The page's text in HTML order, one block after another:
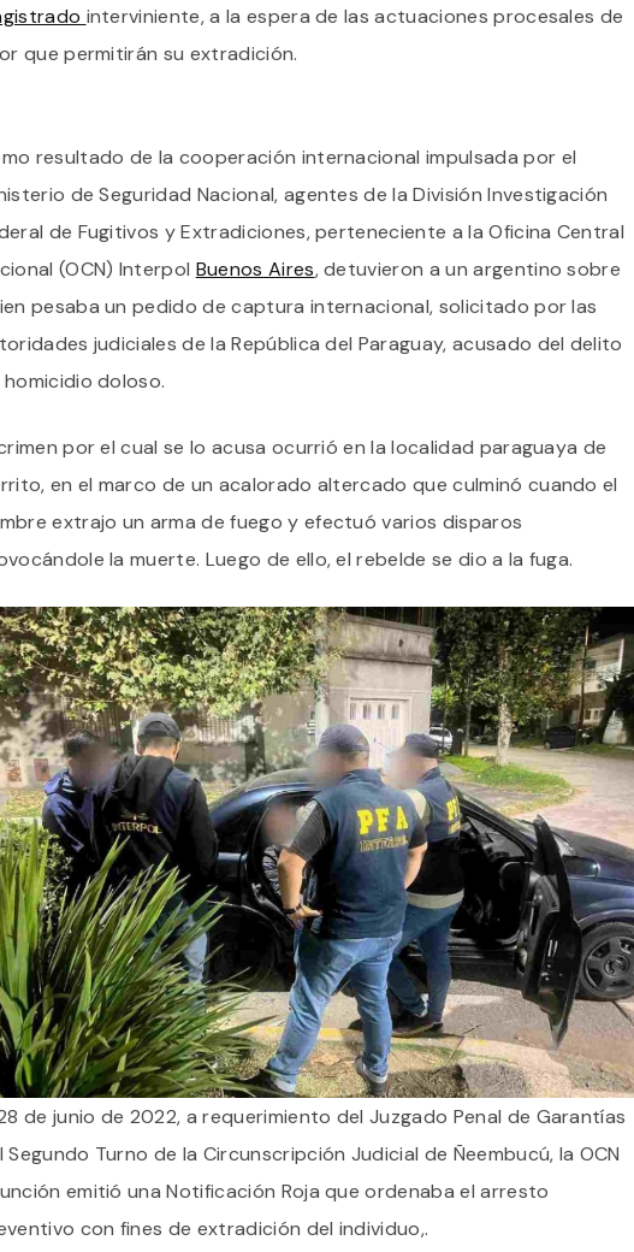
interviniente, a la espera de las actuaciones procesales de
que permitirán su extradición.
resultado de la cooperación internacional impulsada por el
de Seguridad Nacional, agentes de la División Investigación
de Fugitivos y Extradiciones, perteneciente a la Oficina Central
(OCN) Interpol Buenos Aires, detuvieron a un argentino sobre
pesaba un pedido de captura internacional, solicitado por las
judiciales de la República del Paraguay, acusado del delito
doloso.
por el cual se lo acusa ocurrió en la localidad paraguaya de
en el marco de un acalorado altercado que culminó cuando el
extrajo un arma de fuego y efectuó varios disparos
la muerte. Luego de ello, el rebelde se dio a la fuga.
de junio de 2022, a requerimiento del Juzgado Penal de Garantías
Segundo Turno de la Circunscripción Judicial de Ñeembucú, la OCN
emitió una Notificación Roja que ordenaba el arresto
con fines de extradición del individuo,.